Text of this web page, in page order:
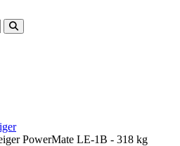
PowerMate LE-1B - 318 kg